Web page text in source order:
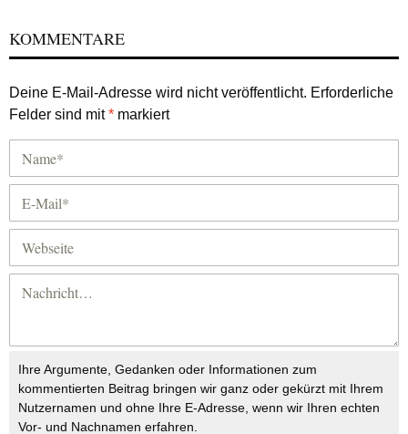
KOMMENTARE
Deine E-Mail-Adresse wird nicht veröffentlicht. Erforderliche
Felder sind mit* markiert
Ihre Argumente, Gedanken oder Informationen zum
kommentierten Beitrag bringen wir ganz oder gekürzt mit Ihrem
Nutzernamen und ohne Ihre E-Adresse, wenn wir Ihren echten
Vor- und Nachnamen erfahren.